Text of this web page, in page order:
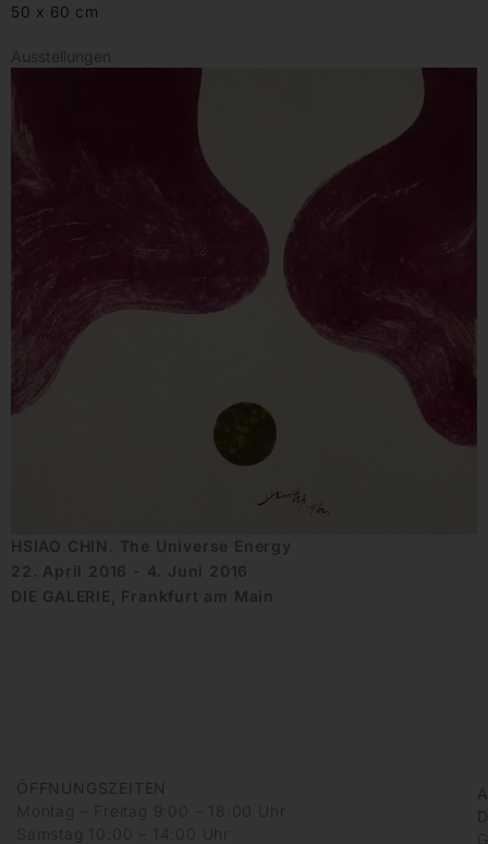
50 x 60 cm
Ausstellungen
HSIAO CHIN. The Universe Energy
22. April 2016 - 4. Juni 2016
DIE GALERIE, Frankfurt am Main
ÖFFNUNGSZEITEN
Montag – Freitag 9:00 – 18:00 Uhr
Samstag 10:00 – 14:00 Uhr